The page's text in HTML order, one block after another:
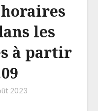
les
à partir
2023